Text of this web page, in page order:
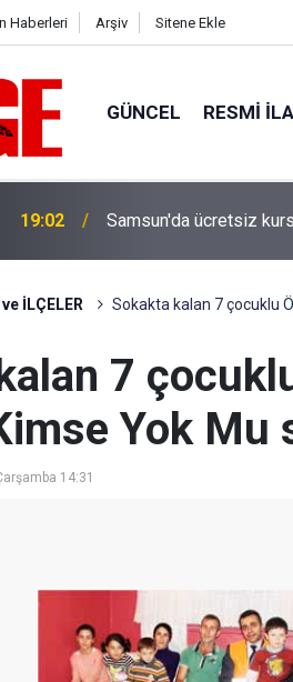
Haberleri Arşiv Sitene Ekle
GÜNCEL RESMI
19:02 Samsun'da ücretsiz
ve İLÇELER Sokakta kalan 7 çocuklu
7
Yok Mu
14:31